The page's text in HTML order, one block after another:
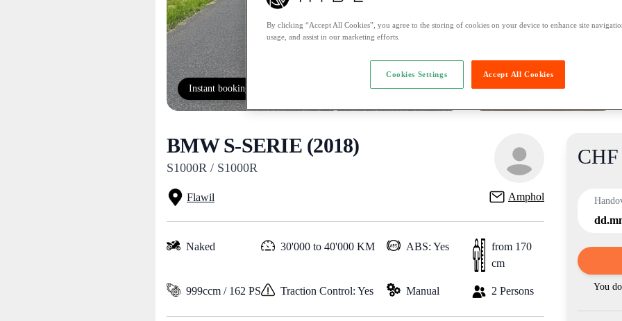
Instant booking
BMW S-SERIE (2018)
S1000R / S1000R
Flawil Amphol
Product
You
Naked 30'000 to 40'000 KM ABS: Yes
from 170
cm
999ccm / 162 PS Traction Control: Yes Manual 2 Persons
By clicking “Accept All Cookies”, you agree to the storing of cookies on your device to enhance site
usage, and assist in our marketing efforts.
Accept All Cookies
Cookies Settings